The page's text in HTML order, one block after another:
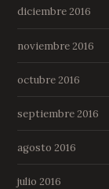
diciembre 2016
noviembre 2016
octubre 2016
septiembre 2016
agosto 2016
julio 2016